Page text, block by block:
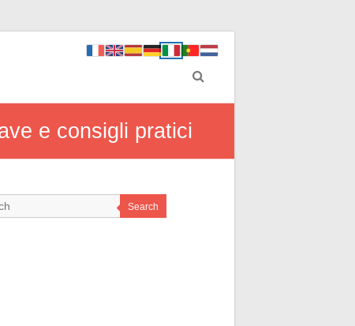
e consigli pratici
Search